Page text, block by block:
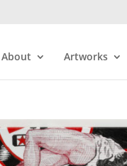
About Artworks